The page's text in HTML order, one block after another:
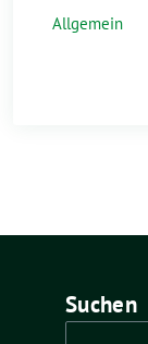
Allgemein
Suchen